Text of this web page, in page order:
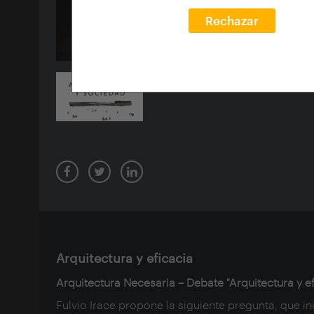
Rechazar
Arquitectura y eficacia
Arquitectura Necesaria – Debate "Arquitectura y
Fulvio Irace propone la siguiente pregunta, que